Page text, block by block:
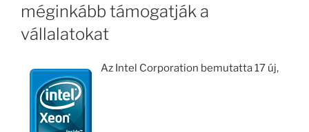
méginkább támogatják a
vállalatokat
Az Intel Corporation bemutatta 17 új,